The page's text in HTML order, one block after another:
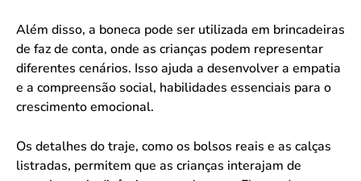
Além disso, a boneca pode ser utilizada em brincadeiras
de faz de conta, onde as crianças podem representar
diferentes cenários. Isso ajuda a desenvolver a empatia
e a compreensão social, habilidades essenciais para o
crescimento emocional.
Os detalhes do traje, como os bolsos reais e as calças
listradas, permitem que as crianças interajam de